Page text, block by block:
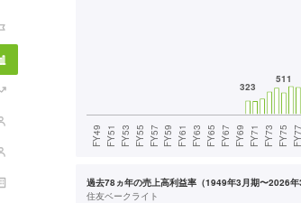
過去78ヵ年の売上高利益率（1949年3月期〜2026年
住友ベークライト